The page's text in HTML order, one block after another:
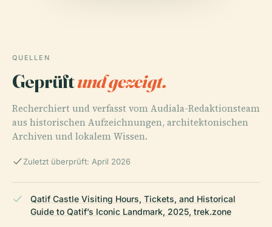
QUELLEN
Geprüftund gezeigt.
Recherchiert und verfasst vom Audiala-Redaktionsteam
aus historischen Aufzeichnungen, architektonischen
Archiven und lokalem Wissen.
Zuletzt überprüft: April 2026
Qatif Castle Visiting Hours, Tickets, and Historical
Guide to Qatif’s Iconic Landmark, 2025, trek.zone